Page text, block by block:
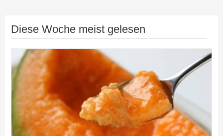
Diese Woche meist gelesen